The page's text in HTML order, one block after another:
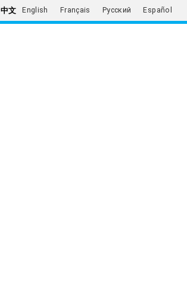
中文 English Français Русский Español